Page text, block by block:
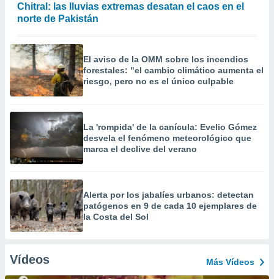
Chitral: las lluvias extremas desatan el caos en el
norte de Pakistán
El aviso de la OMM sobre los incendios
forestales: "el cambio climático aumenta el
riesgo, pero no es el único culpable
La 'rompida' de la canícula: Evelio Gómez
desvela el fenómeno meteorológico que
marca el declive del verano
Alerta por los jabalíes urbanos: detectan
patógenos en 9 de cada 10 ejemplares de
la Costa del Sol
Vídeos Más Vídeos